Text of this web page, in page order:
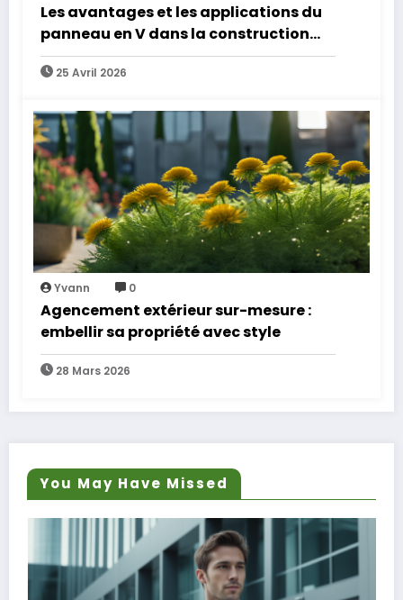
Les avantages et les applications du
panneau en V dans la construction
moderne
25 Avril 2026
Yvann 0
Agencement extérieur sur-mesure :
embellir sa propriété avec style
28 Mars 2026
You May Have Missed